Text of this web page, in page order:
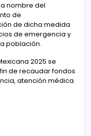
nombre del
de
de dicha medida
de emergencia y
población.
2025 se
de recaudar fondos
atención médica